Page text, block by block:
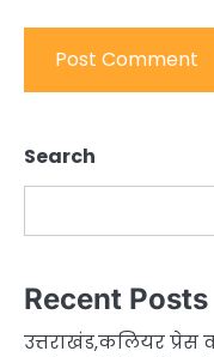
Search
Recent Posts
उत्तराखंड,कलियर